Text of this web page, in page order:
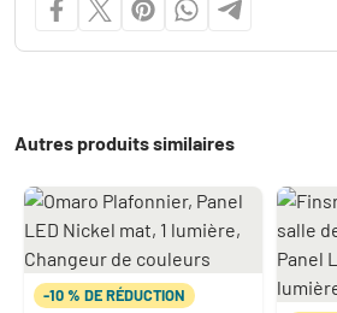
Autres produits similaires
-10 % DE RÉDUCTION